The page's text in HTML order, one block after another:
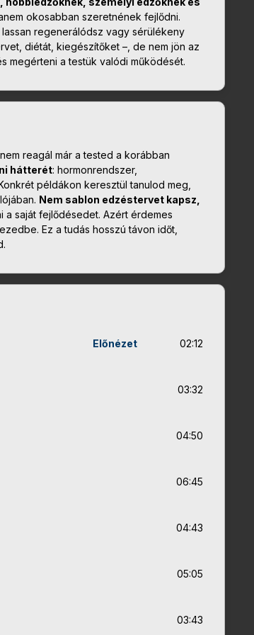
okosabban szeretnének fejlődni.
regenerálódsz vagy sérülékeny
diétát, kiegészítőket –, de nem jön az
megérteni a testük valódi működését.
reagál már a tested a korábban
hátterét: hormonrendszer,
példákon keresztül tanulod meg,
Nem sablon edzéstervet kapsz,
a saját fejlődésedet. Azért érdemes
Ez a tudás hosszú távon időt,
Előnézet 02:12
03:32
04:50
06:45
04:43
05:05
03:43